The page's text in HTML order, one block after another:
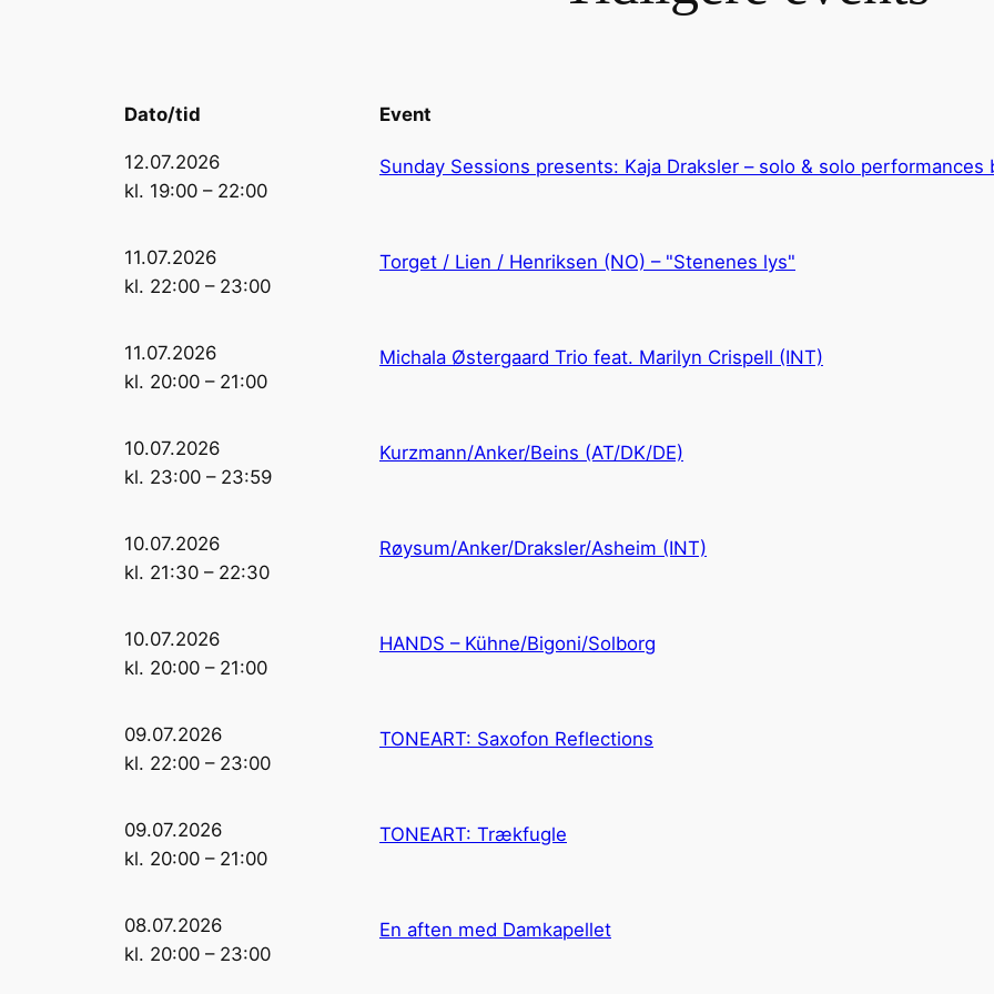
Dato/tid Event
12.07.2026
kl. 19:00 – 22:00
Sunday Sessions presents: Kaja Draksler – solo & solo
11.07.2026
kl. 22:00 – 23:00
Torget / Lien / Henriksen (NO) – "Stenenes lys"
11.07.2026
kl. 20:00 – 21:00
Michala Østergaard Trio feat. Marilyn Crispell (INT)
10.07.2026
kl. 23:00 – 23:59
Kurzmann/Anker/Beins (AT/DK/DE)
10.07.2026
kl. 21:30 – 22:30
Røysum/Anker/Draksler/Asheim (INT)
10.07.2026
kl. 20:00 – 21:00
HANDS – Kühne/Bigoni/Solborg
09.07.2026
kl. 22:00 – 23:00
TONEART: Saxofon Reflections
09.07.2026
kl. 20:00 – 21:00
TONEART: Trækfugle
08.07.2026
kl. 20:00 – 23:00
En aften med Damkapellet